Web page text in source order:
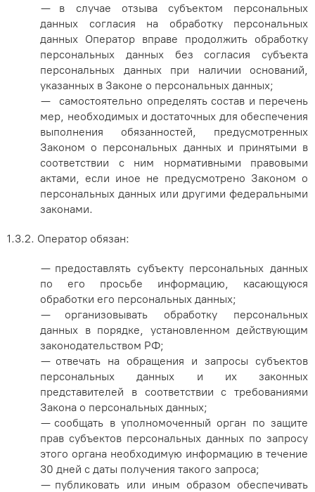
— в случае отзыва субъектом персональных
данных согласия на обработку персональных
данных Оператор вправе продолжить обработку
персональных данных без согласия субъекта
персональных данных при наличии оснований,
указанных в Законе о персональных данных;
— самостоятельно определять состав и перечень
мер, необходимых и достаточных для обеспечения
выполнения обязанностей, предусмотренных
Законом о персональных данных и принятыми в
соответствии с ним нормативными правовыми
актами, если иное не предусмотрено Законом о
персональных данных или другими федеральными
законами.
1.3.2. Оператор обязан:
— предоставлять субъекту персональных данных
по его просьбе информацию, касающуюся
обработки его персональных данных;
— организовывать обработку персональных
данных в порядке, установленном действующим
законодательством РФ;
— отвечать на обращения и запросы субъектов
персональных данных и их законных
представителей в соответствии с требованиями
Закона о персональных данных;
— сообщать в уполномоченный орган по защите
прав субъектов персональных данных по запросу
этого органа необходимую информацию в течение
30 дней с даты получения такого запроса;
— публиковать или иным образом обеспечивать